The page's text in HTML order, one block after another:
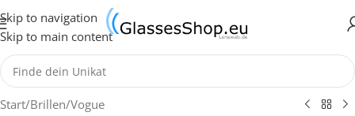
Skip to navigation
Skip to main content
Start/Brillen/Vogue